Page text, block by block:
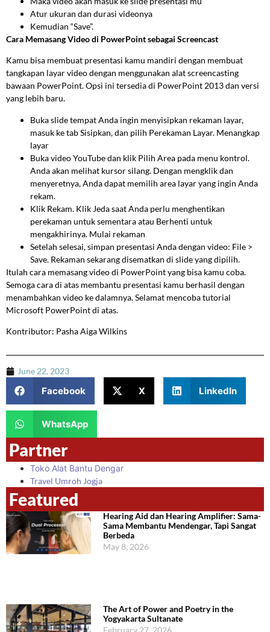
Atur ukuran dan durasi videonya
Kemudian “Save”.
Cara Memasang Video di PowerPoint sebagai Screencast
Kamu bisa membuat presentasi kamu mandiri dengan membuat
tangkapan layar video dengan menggunakan alat screencasting
bawaan PowerPoint. Opsi ini tersedia di PowerPoint 2013 dan versi
yang lebih baru.
Buka slide tempat Anda ingin menyisipkan rekaman layar,
masuk ke tab Sisipkan, dan pilih Perekaman Layar. Menangkap
layar
Buka video YouTube dan klik Pilih Area pada menu kontrol.
Anda akan melihat kursor silang. Dengan mengklik dan
menyeretnya, Anda dapat memilih area layar yang ingin Anda
rekam.
Klik Rekam. Klik Jeda saat Anda perlu menghentikan
perekaman untuk sementara atau Berhenti untuk
mengakhirinya. Mulai rekaman
Setelah selesai, simpan presentasi Anda dengan video: File >
Save. Rekaman sekarang disematkan di slide yang dipilih.
Itulah cara memasang video di PowerPoint yang bisa kamu coba.
Semoga cara di atas membantu presentasi kamu berhasil dengan
menambahkan video ke dalamnya. Selamat mencoba tutorial
Microsoft PowerPoint di atas.
Kontributor: Pasha Aiga Wilkins
June 22, 2023
Facebook X LinkedIn
WhatsApp
Partner
Toko Alat Bantu Dengar
Travel Umroh Jogja
Featured
Hearing Aid dan Hearing Amplifier: Sama-
Sama Membantu Mendengar, Tapi Sangat
Berbeda
May 8, 2026
The Art of Power and Poetry in the
Yogyakarta Sultanate
February 27, 2026